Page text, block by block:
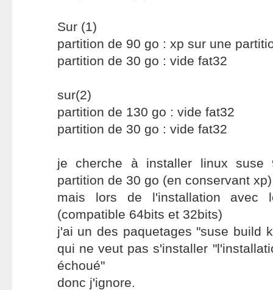
Sur (1)
partition de 90 go : xp sur une
partition de 30 go : vide fat32
sur(2)
partition de 130 go : vide fat32
partition de 30 go : vide fat32
je cherche à installer linux
partition de 30 go (en conservant xp)
mais lors de l'installation avec
(compatible 64bits et 32bits)
j'ai un des paquetages "suse build
qui ne veut pas s'installer
échoué"
donc j'ignore.